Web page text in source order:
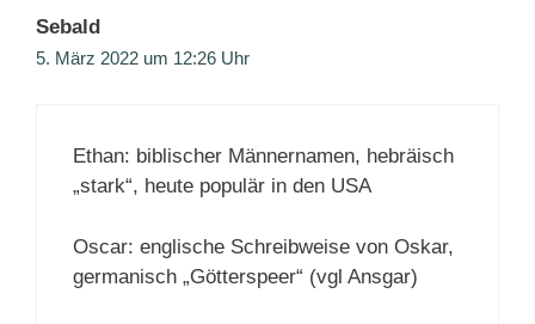
Sebald
5. März 2022 um 12:26 Uhr
Ethan: biblischer Männernamen, hebräisch
„stark“, heute populär in den USA
Oscar: englische Schreibweise von Oskar,
germanisch „Götterspeer“ (vgl Ansgar)